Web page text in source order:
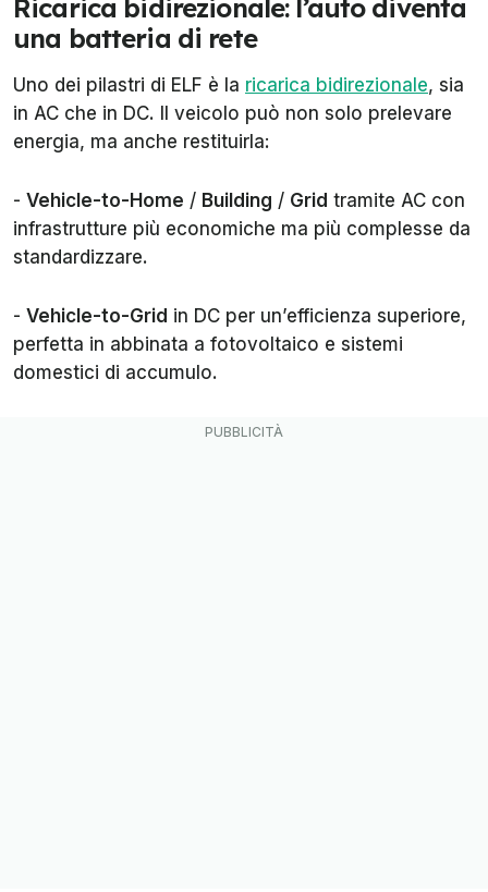
Ricarica bidirezionale: l’auto diventa
una batteria di rete
Uno dei pilastri di ELF è la ricarica bidirezionale, sia
in AC che in DC. Il veicolo può non solo prelevare
energia, ma anche restituirla:
- Vehicle-to-Home / Building / Grid tramite AC con
infrastrutture più economiche ma più complesse da
standardizzare.
- Vehicle-to-Grid in DC per un’efficienza superiore,
perfetta in abbinata a fotovoltaico e sistemi
domestici di accumulo.